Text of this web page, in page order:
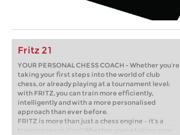
Fritz 21
YOUR PERSONAL CHESS COACH - Whether you’re
taking your first steps into the world of club
chess, or already playing at a tournament level:
with FRITZ, you can train more efficiently,
intelligently and with a more personalised
approach than ever before.
FRITZ is more than just a chess engine – it’s a
training revolution! Whether you’re taking your